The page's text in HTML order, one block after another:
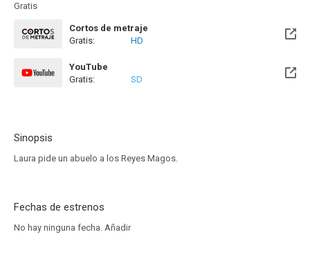
Gratis
Cortos de metraje
Gratis:
HD
YouTube
Gratis:
SD
Sinopsis
Laura pide un abuelo a los Reyes Magos.
Fechas de estrenos
No hay ninguna fecha. Añadir